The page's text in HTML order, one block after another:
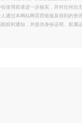
使用前请进一步核实，并对任何
通过本网站网页而链接及得到的
权利通知，并提供身份证明、权